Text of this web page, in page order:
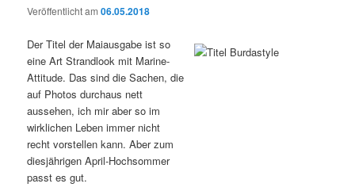
Veröffentlicht am06.05.2018
Der Titel der Maiausgabe ist so
eine Art Strandlook mit Marine-
Attitude. Das sind die Sachen, die
auf Photos durchaus nett
aussehen, ich mir aber so im
wirklichen Leben immer nicht
recht vorstellen kann. Aber zum
diesjährigen April-Hochsommer
passt es gut.